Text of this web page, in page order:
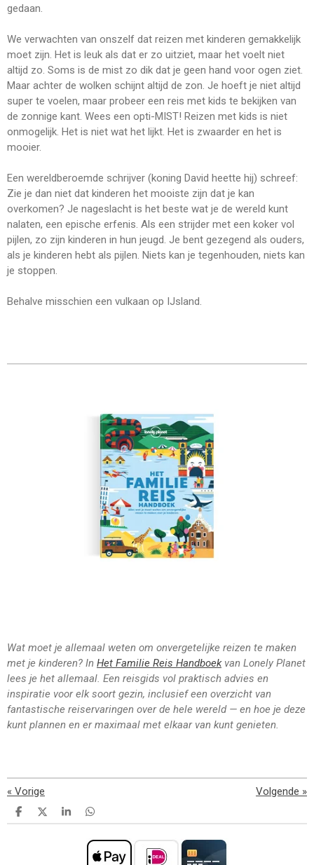
gedaan.
We verwachten van onszelf dat reizen met kinderen gemakkelijk
moet zijn. Het is leuk als dat er zo uitziet, maar het voelt niet
altijd zo. Soms is de mist zo dik dat je geen hand voor ogen ziet.
Maar achter de wolken schijnt altijd de zon. Je hoeft je niet altijd
super te voelen, maar probeer een reis met kids te bekijken van
de zonnige kant. Wees een opti-MIST! Reizen met kids is niet
onmogelijk. Het is niet wat het lijkt. Het is zwaarder en het is
mooier.
Een wereldberoemde schrijver (koning David heette hij) schreef:
Zie je dan niet dat kinderen het mooiste zijn dat je kan
overkomen? Je nageslacht is het beste wat je de wereld kunt
nalaten, een epische erfenis. Als een strijder met een koker vol
pijlen, zo zijn kinderen in hun jeugd. Je bent gezegend als ouders,
als je kinderen hebt als pijlen. Niets kan je tegenhouden, niets kan
je stoppen.
Behalve misschien een vulkaan op IJsland.
Wat moet je allemaal weten om onvergetelijke reizen te maken
met je kinderen? In Het Familie Reis Handboekvan Lonely Planet
lees je het allemaal. Een reisgids vol praktisch advies en
inspiratie voor elk soort gezin, inclusief een overzicht van
fantastische reiservaringen over de hele wereld — en hoe je deze
kunt plannen en er maximaal met elkaar van kunt genieten.
« Vorige Volgende »
D
e
D
e
S
h
D
e
e
n